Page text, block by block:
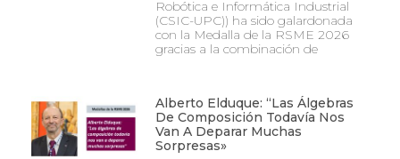
Robótica e Informática Industrial
(CSIC-UPC)) ha sido galardonada
con la Medalla de la RSME 2026
gracias a la combinación de
Alberto Elduque: “Las Álgebras
De Composición Todavía Nos
Van A Deparar Muchas
Sorpresas»